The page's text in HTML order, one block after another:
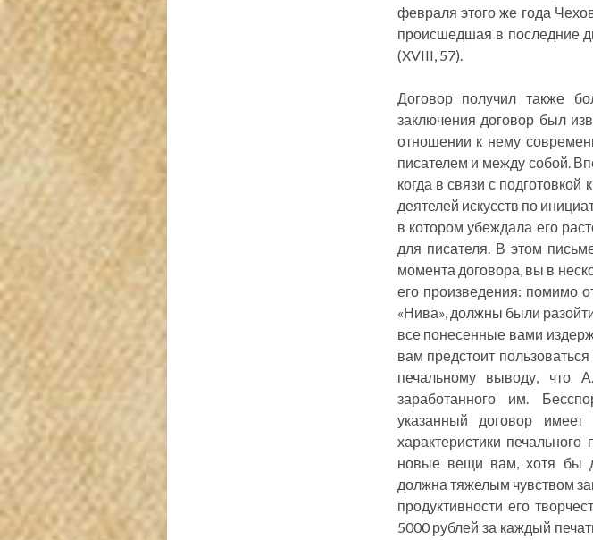
февраля этого же года
происшедшая в последние
(XVIII, 57).
Договор получил также
заключения договор был
отношении к нему
писателем и между собой.
когда в связи с
деятелей искусств по
в котором убеждала его
для писателя. В этом
момента договора, вы в
его произведения: помимо
«Нива», должны были
все понесенные вами
вам предстоит
печальному выводу, что
заработанного им.
указанный договор
характеристики
новые вещи вам, хотя бы
должна тяжелым чувством
продуктивности его
5000 рублей за каждый